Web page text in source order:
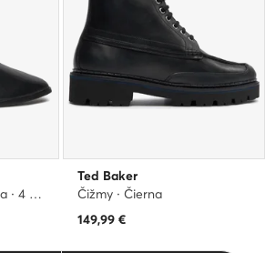
Členková obuv · Čierna · 4 cm
Ted Baker
Čižmy · Čierna
149,99 €